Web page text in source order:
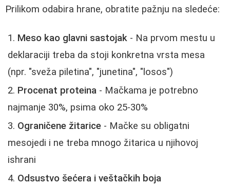
Prilikom odabira hrane, obratite pažnju na sledeće:
Meso kao glavni sastojak - Na prvom mestu u
deklaraciji treba da stoji konkretna vrsta mesa
(npr. "sveža piletina", "junetina", "losos")
Procenat proteina - Mačkama je potrebno
najmanje 30%, psima oko 25-30%
Ograničene žitarice - Mačke su obligatni
mesojedi i ne treba mnogo žitarica u njihovoj
ishrani
Odsustvo šećera i veštačkih boja